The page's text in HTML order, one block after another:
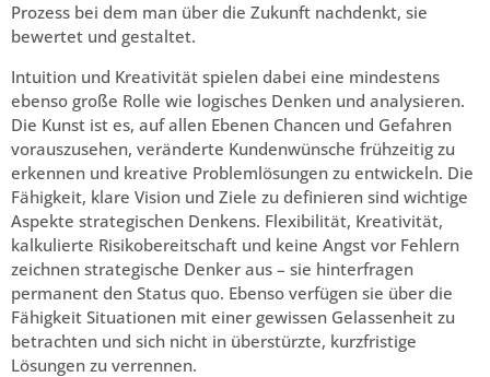
Prozess bei dem man über die Zukunft nachdenkt, sie
bewertet und gestaltet.
Intuition und Kreativität spielen dabei eine mindestens
ebenso große Rolle wie logisches Denken und analysieren.
Die Kunst ist es, auf allen Ebenen Chancen und Gefahren
vorauszusehen, veränderte Kundenwünsche frühzeitig zu
erkennen und kreative Problemlösungen zu entwickeln. Die
Fähigkeit, klare Vision und Ziele zu definieren sind wichtige
Aspekte strategischen Denkens. Flexibilität, Kreativität,
kalkulierte Risikobereitschaft und keine Angst vor Fehlern
zeichnen strategische Denker aus – sie hinterfragen
permanent den Status quo. Ebenso verfügen sie über die
Fähigkeit Situationen mit einer gewissen Gelassenheit zu
betrachten und sich nicht in überstürzte, kurzfristige
Lösungen zu verrennen.